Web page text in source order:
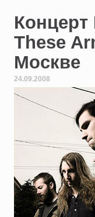
Концерт
These
Москве
24.09.2008